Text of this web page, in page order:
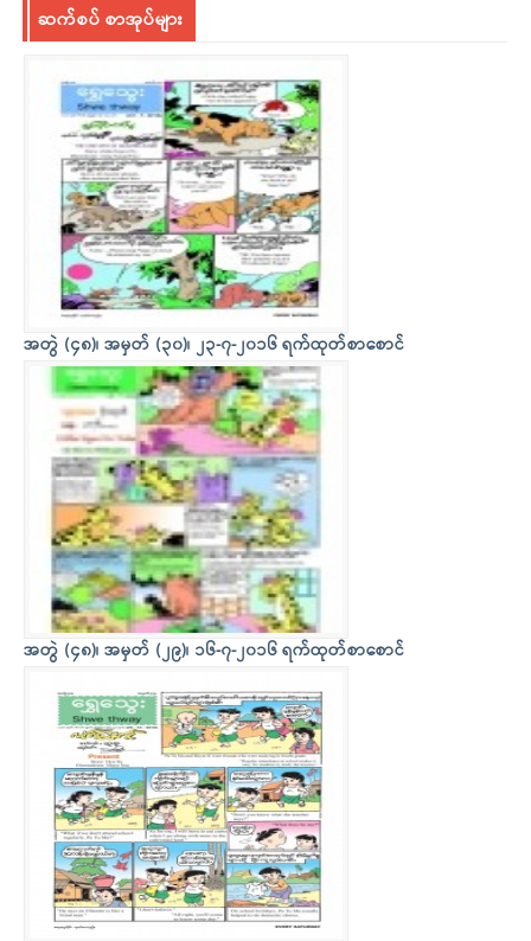
ဆက်စပ် စာအုပ်များ
အတွဲ (၄၈)၊ အမှတ် (၃၀)၊ ၂၃-၇-၂၀၁၆ ရက်ထုတ်စာစောင်
အတွဲ (၄၈)၊ အမှတ် (၂၉)၊ ၁၆-၇-၂၀၁၆ ရက်ထုတ်စာစောင်